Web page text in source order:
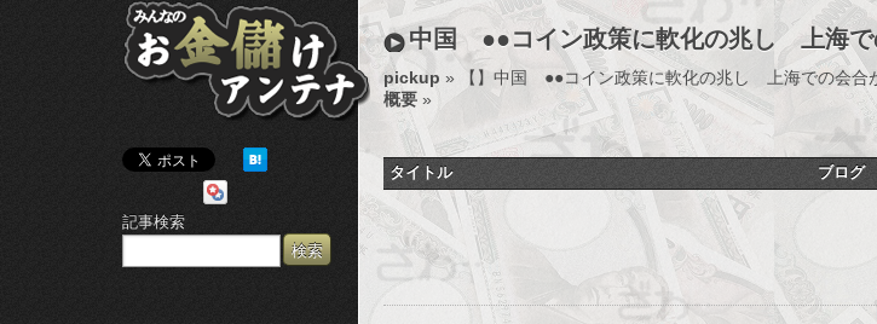
み
ん
な
の
お
金
儲
記事検索
中国 ●●コイン政策に軟化の兆し 上海で
pickup » 【 】中国 ●●コイン政策に軟化の兆し 上海での会合
概要»
タイトル ブログ